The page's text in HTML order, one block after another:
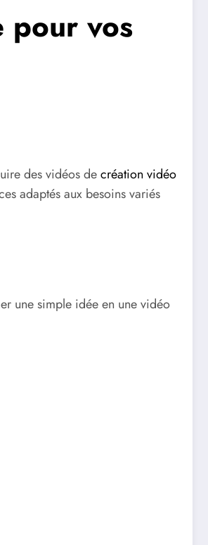
pour vos
des vidéos decréation vidéo
adaptés aux besoins variés
une simple idée en une vidéo